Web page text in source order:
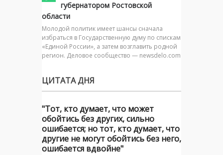
губернатором Ростовской
области
Молодой политик имеет шансы сначала
избраться в Государственную думу по спискам
«Единой России», а затем возглавить родной
регион. Деловое сообщество — newsdelo.com
ЦИТАТА ДНЯ
"Тот, кто думает, что может
обойтись без других, сильно
ошибается; но тот, кто думает, что
другие не могут обойтись без него,
ошибается вдвойне"